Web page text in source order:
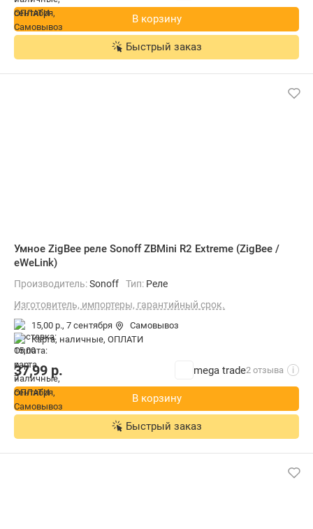
В корзину
Быстрый заказ
Умное ZigBee реле Sonoff ZBMini R2 Extreme (ZigBee /
eWeLink)
Производитель:Sonoff Тип: Реле
Изготовитель, импортеры, гарантийный срок.
15,00 р., 7 сентября
Самовывоз
карта, наличные, ОПЛАТИ
37,99 р. mega trade2 отзыва i
В корзину
Быстрый заказ